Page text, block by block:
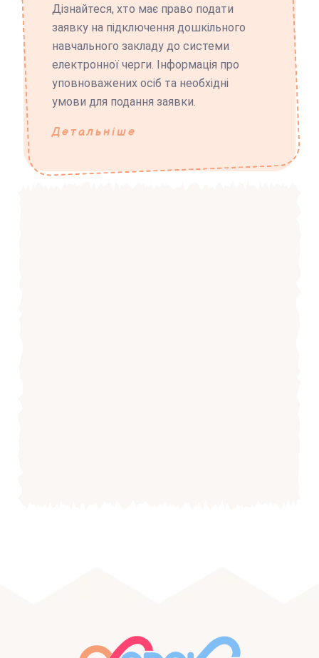
Дізнайтеся, хто має право подати
заявку на підключення дошкільного
навчального закладу до системи
електронної черги. Інформація про
уповноважених осіб та необхідні
умови для подання заявки.
Детальніше